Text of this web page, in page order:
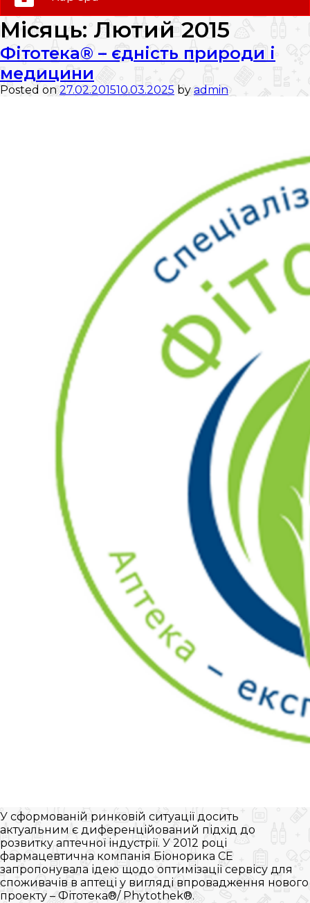
Слідкуй за нами:
Місяць: Лютий 2015
Фітотека® – єдність природи і
медицини
Posted on 27.02.201510.03.2025 by admin
У сформованій ринковій ситуації досить
актуальним є диференційований підхід до
розвитку аптечної індустрії. У 2012 році
фармацевтична компанія Біонорика СЕ
запропонувала ідею щодо оптимізації сервісу для
споживачів в аптеці у вигляді впровадження нового
проекту – Фітотека®/ Phytothek®.